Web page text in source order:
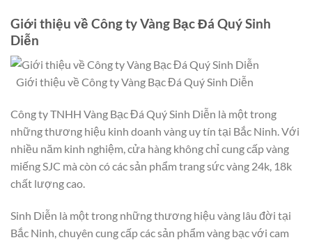
Giới thiệu về Công ty Vàng Bạc Đá Quý Sinh
Diễn
Giới thiệu về Công ty Vàng Bạc Đá Quý Sinh Diễn
Công ty TNHH Vàng Bạc Đá Quý Sinh Diễn là một trong
những thương hiệu kinh doanh vàng uy tín tại Bắc Ninh. Với
nhiều năm kinh nghiệm, cửa hàng không chỉ cung cấp vàng
miếng SJC mà còn có các sản phẩm trang sức vàng 24k, 18k
chất lượng cao.
Sinh Diễn là một trong những thương hiệu vàng lâu đời tại
Bắc Ninh, chuyên cung cấp các sản phẩm vàng bạc với cam